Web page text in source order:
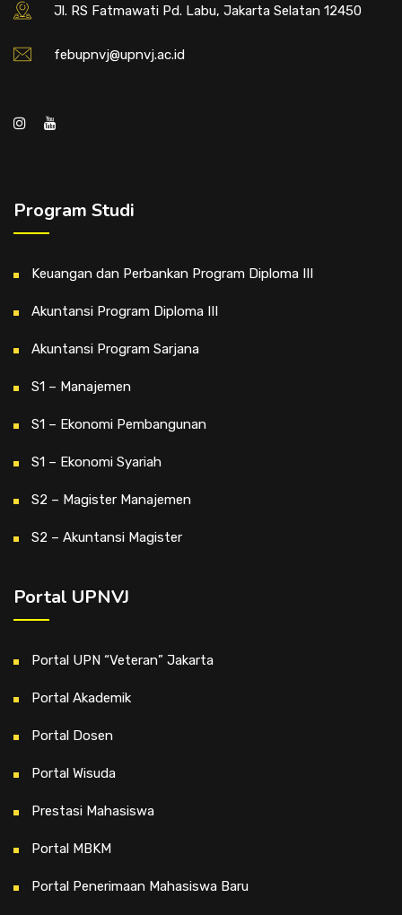
Jl. RS Fatmawati Pd. Labu, Jakarta Selatan 12450
febupnvj@upnvj.ac.id
Program Studi
Keuangan dan Perbankan Program Diploma III
Akuntansi Program Diploma III
Akuntansi Program Sarjana
S1 – Manajemen
S1 – Ekonomi Pembangunan
S1 – Ekonomi Syariah
S2 – Magister Manajemen
S2 – Akuntansi Magister
Portal UPNVJ
Portal UPN “Veteran” Jakarta
Portal Akademik
Portal Dosen
Portal Wisuda
Prestasi Mahasiswa
Portal MBKM
Portal Penerimaan Mahasiswa Baru